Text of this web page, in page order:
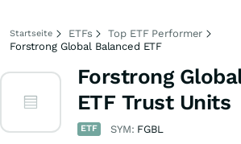
Startseite ETFs
Top ETF Performer
Forstrong Global Balanced ETF
Forstrong
ETF Trust Units
ETF SYM: FGBL